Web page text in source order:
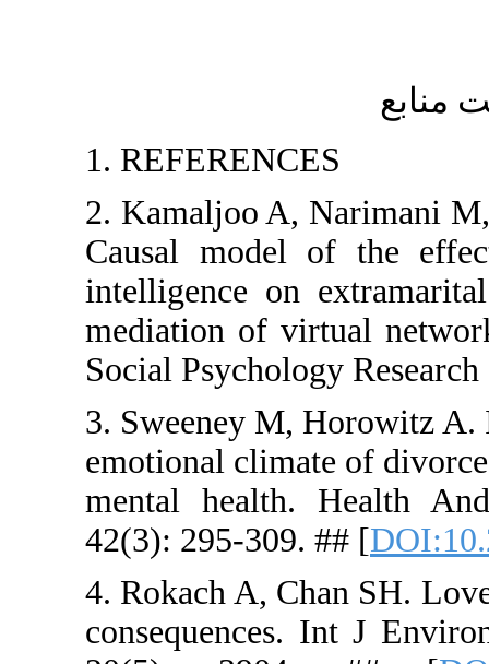
1.
2.
Causal
mediation
Social
3.
emotional
mental
42(3):
4. Rokach